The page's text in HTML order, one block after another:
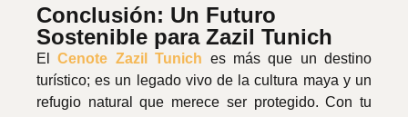
Conclusión: Un Futuro
Sostenible para Zazil Tunich
ElCenote Zazil Tunich es más que un destino
turístico; es un legado vivo de la cultura maya y un
refugio natural que merece ser protegido. Con tu